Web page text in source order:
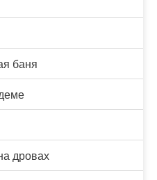
баня
дровах